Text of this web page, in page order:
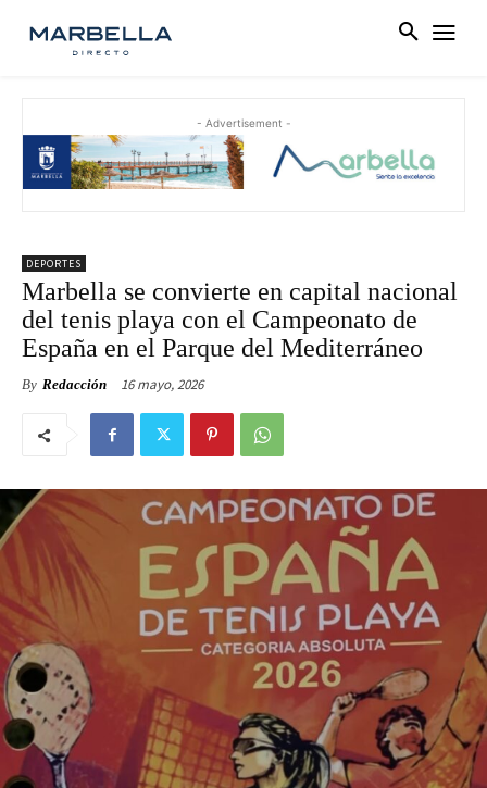
- Advertisement -
DEPORTES
Marbella se convierte en capital nacional
del tenis playa con el Campeonato de
España en el Parque del Mediterráneo
By Redacción 16 mayo, 2026